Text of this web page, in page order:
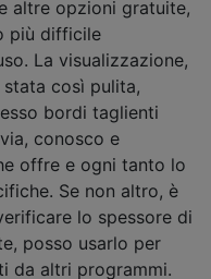
altre opzioni gratuite,
più difficile
La visualizzazione,
così pulita,
bordi taglienti
conosco e
offre e ogni tanto lo
Se non altro, è
lo spessore di
posso usarlo per
da altri programmi.